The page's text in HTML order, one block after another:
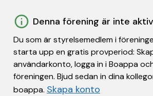
Denna förening är inte
Du som är styrelsemedlem i
starta upp en gratis provperiod:
användarkonto, logga in i Boappa
föreningen. Bjud sedan in dina
boappa. Skapa konto